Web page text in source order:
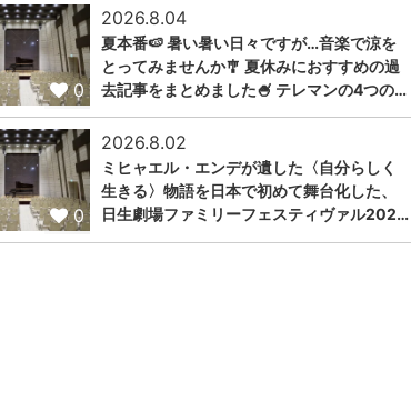
0
2026.8.04
夏本番🍉 暑い暑い日々ですが…音楽で涼を
とってみませんか🎐 夏休みにおすすめの過
去記事をまとめました🍧 テレマンの4つの…
0
2026.8.02
ミヒャエル・エンデが遺した〈自分らしく
生きる〉物語を日本で初めて舞台化した、
日生劇場ファミリーフェスティヴァル202…